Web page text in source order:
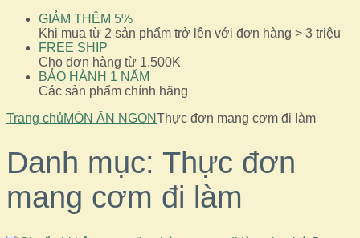
GIẢM THÊM 5%
Khi mua từ 2 sản phẩm trở lên với đơn hàng > 3 triệu
FREE SHIP
Cho đơn hàng từ 1.500K
BẢO HÀNH 1 NĂM
Các sản phẩm chính hãng
Trang chủMÓN ĂN NGONThực đơn mang cơm đi làm
Danh mục: Thực đơn
mang cơm đi làm